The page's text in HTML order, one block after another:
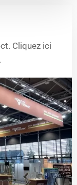
Cliquez ici